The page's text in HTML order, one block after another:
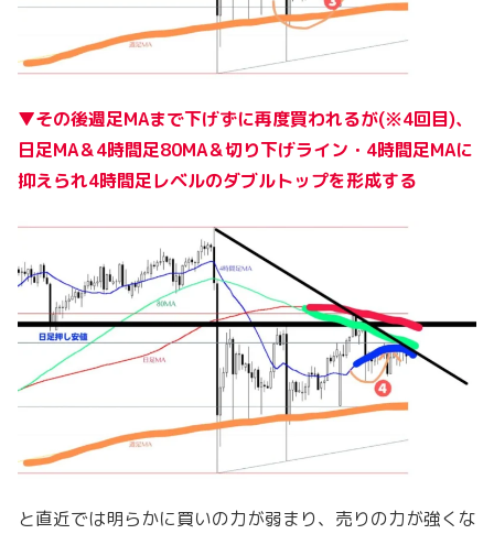
▼その後週足MAまで下げずに再度買われるが(※4回目)、
日足MA＆4時間足80MA＆切り下げライン・4時間足MAに
抑えられ4時間足レベルのダブルトップを形成する
と直近では明らかに買いの力が弱まり、売りの力が強くな